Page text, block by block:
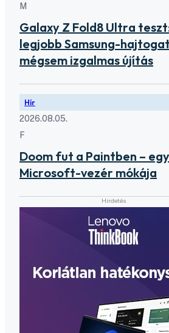
M
Galaxy Z Fold8 Ultra
legjobb Samsung-
mégsem izgalmas újítás
Hír
2026.08.05.
F
Doom fut a Paintben – egy
Microsoft-vezér mókája